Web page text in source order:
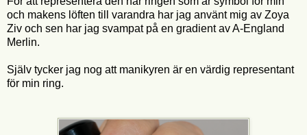
och makens löften till varandra har jag använt mig av Zoya
Ziv och sen har jag svampat på en gradient av A-England
Merlin.
Själv tycker jag nog att manikyren är en värdig representant
för min ring.